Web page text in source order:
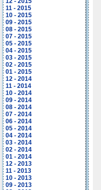
11 - 2015
10 - 2015
09 - 2015
08 - 2015
07 - 2015
05 - 2015
04 - 2015
03 - 2015
02 - 2015
01 - 2015
12 - 2014
11 - 2014
10 - 2014
09 - 2014
08 - 2014
07 - 2014
06 - 2014
05 - 2014
04 - 2014
03 - 2014
02 - 2014
01 - 2014
12 - 2013
11 - 2013
10 - 2013
09 - 2013